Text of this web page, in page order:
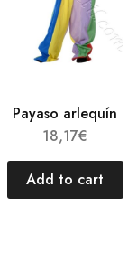
Payaso arlequín
18,17€
Add to cart